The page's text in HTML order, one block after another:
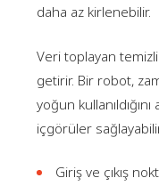
daha az kirlenebilir.
Veri toplayan
getirir. Bir robot,
yoğun
içgörüler
Giriş ve çıkış